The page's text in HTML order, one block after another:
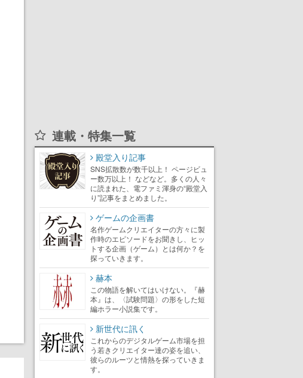
連載・特集一覧
殿堂入り記事
SNS拡散数が数千以上！ ページビュ
ー数万以上！ などなど。多くの人々
に読まれた、電ファミ渾身の“殿堂入
り”記事をまとめました。
ゲームの企画書
名作ゲームクリエイターの方々に製
作時のエピソードをお聞きし、ヒッ
トする企画（ゲーム）とは何か？を
探っていきます。
赫本
この物語を解いてはいけない。『赫
本』は、〈試験問題〉の形をした短
編ホラー小説集です。
新世代に訊く
これからのデジタルゲーム市場を担
う若きクリエイター達の姿を追い、
彼らのルーツと情熱を探っていきま
す。